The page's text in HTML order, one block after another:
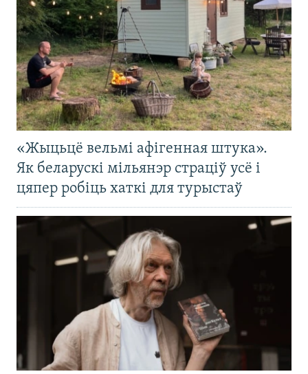
«Жыцьцё вельмі афігенная штука».
Як беларускі мільянэр страціў усё і
цяпер робіць хаткі для турыстаў